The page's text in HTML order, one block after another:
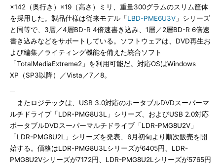
×142（奥行き）×19（高さ）ミリ、重量300グラムのスリム筐体
を採用した。製品仕様は従来モデル「LBD-PME6U3V 」シリーズ
と同等で、3層／4層BD-R 4倍速書き込み、1層／2層BD-R 6倍速
書き込みなどをサポートしている。ソフトウェアは、DVD再生お
よび編集／ライティング機能を備えた統合ソフト
「TotalMediaExtreme2」を利用可能だ。対応OSはWindows
XP（SP3以降）／Vista／7／8。
またロジテックは、USB 3.0対応のポータブルDVDスーパーマ
ルチドライブ「LDR-PMG8U3L」シリーズ、およびUSB 2.0対応
ポータブルDVDスーパーマルチドライブ「LDR-PMG8U2V」
「LDR-PMG8U2L」シリーズを発表、6月初旬より順次販売を開
始する。価格はLDR-PMG8U3Lシリーズが6405円、LDR-
PMG8U2Vシリーズが7172円、LDR-PMG8U2Lシリーズが5765円